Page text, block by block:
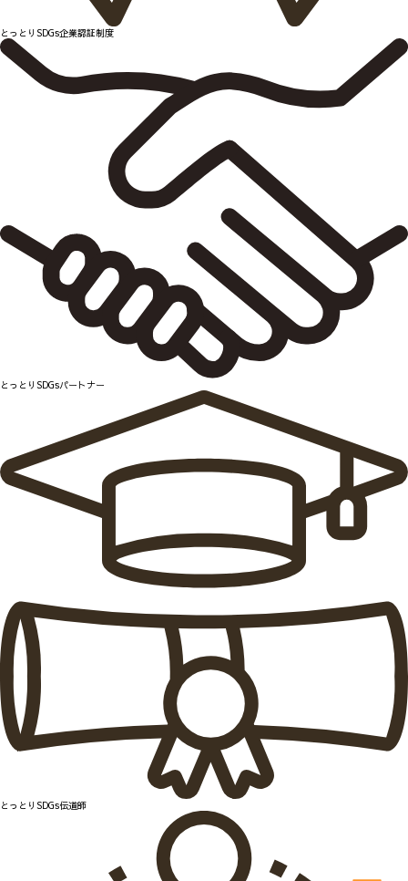
とっとりSDGs企業認証制度
とっとりSDGsパートナー
とっとりSDGs伝道師